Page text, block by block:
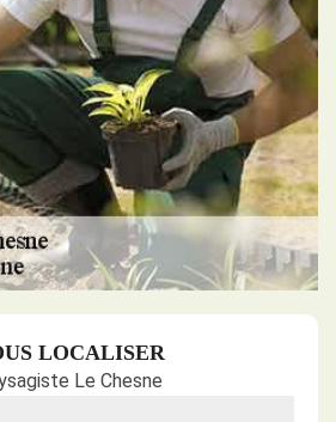
LOCALISER
Le Chesne